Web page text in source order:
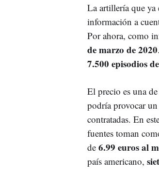
La artillería que ya
información a
Por ahora, como
de marzo de 2020
7.500 episodios
El precio es una
podría provocar
contratadas. En
fuentes toman
de 6.99 euros al
país americano,